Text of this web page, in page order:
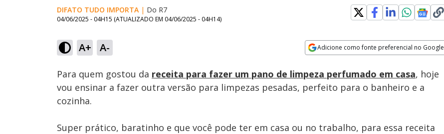
DIFATO TUDO IMPORTA | Do R7
04/06/2025 - 04H15 (ATUALIZADO EM 04/06/2025 - 04H14)
A+ A- Adicione como fonte preferencial no Google
Ativar
Som
Velocidade
Para quem gostou da receita para fazer um pano de limpeza perfumado em casa, hoje
vou ensinar a fazer outra versão para limpezas pesadas, perfeito para o banheiro e a
cozinha.
Super prático, baratinho e que você pode ter em casa ou no trabalho, para essa receita